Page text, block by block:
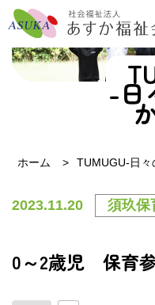
-日
ホーム TUMUGU-日々
2023.11.20 須玖保
0～2歳児 保育